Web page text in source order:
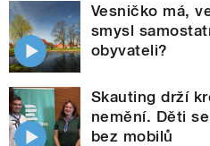
Vesničko má,
smysl
obyvateli?
Skauting drží
nemění. Děti
bez mobilů